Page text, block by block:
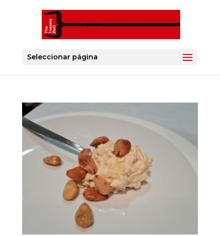
Seleccionar página